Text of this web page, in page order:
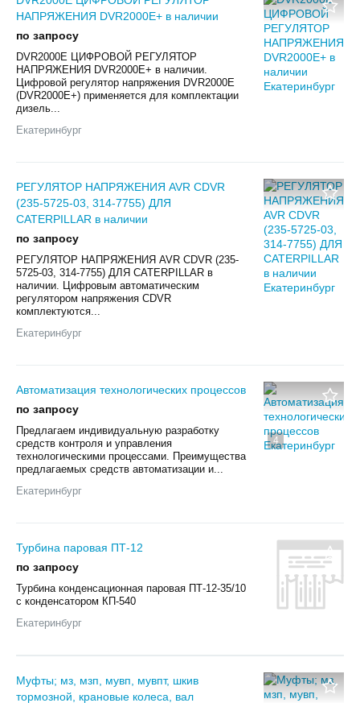
НАПРЯЖЕНИЯ DVR2000E+ в наличии
по запросу
DVR2000E ЦИФРОВОЙ РЕГУЛЯТОР
НАПРЯЖЕНИЯ DVR2000E+ в наличии.
Цифровой регулятор напряжения DVR2000E
(DVR2000E+) применяется для комплектации
дизель...
Екатеринбург
РЕГУЛЯТОР НАПРЯЖЕНИЯ AVR CDVR
(235-5725-03, 314-7755) ДЛЯ
CATERPILLAR в наличии
по запросу
РЕГУЛЯТОР НАПРЯЖЕНИЯ AVR CDVR (235-
5725-03, 314-7755) ДЛЯ CATERPILLAR в
наличии. Цифровым автоматическим
регулятором напряжения CDVR
комплектуются...
Екатеринбург
4
Автоматизация технологических процессов
по запросу
Предлагаем индивидуальную разработку
средств контроля и управления
технологическими процессами. Преимущества
предлагаемых средств автоматизации и...
Екатеринбург
Турбина паровая ПТ-12
по запросу
Турбина конденсационная паровая ПТ-12-35/10
с конденсатором КП-540
Екатеринбург
Муфты; мз, мзп, мувп, мувпт, шкив
тормозной, крановые колеса, вал